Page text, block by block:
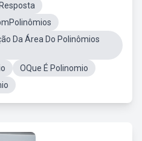
Da Área Do Polinômios
OQue É Polinomio